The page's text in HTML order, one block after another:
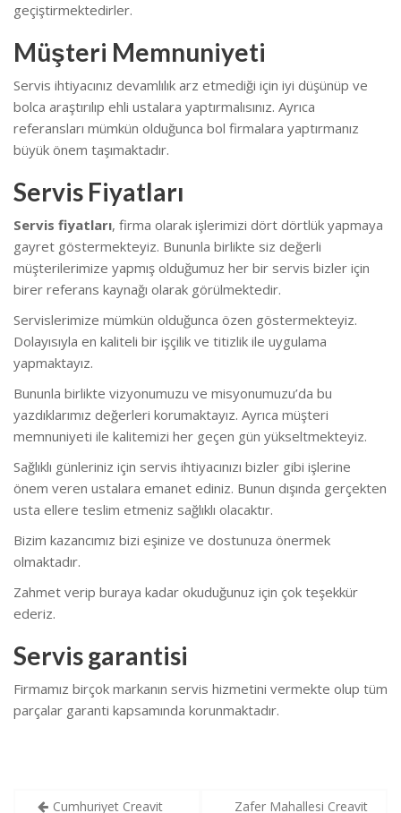
geçiştirmektedirler.
Müşteri Memnuniyeti
Servis ihtiyacınız devamlılık arz etmediği için iyi düşünüp ve
bolca araştırılıp ehli ustalara yaptırmalısınız. Ayrıca
referansları mümkün olduğunca bol firmalara yaptırmanız
büyük önem taşımaktadır.
Servis Fiyatları
Servis fiyatları, firma olarak işlerimizi dört dörtlük yapmaya
gayret göstermekteyiz. Bununla birlikte siz değerli
müşterilerimize yapmış olduğumuz her bir servis bizler için
birer referans kaynağı olarak görülmektedir.
Servislerimize mümkün olduğunca özen göstermekteyiz.
Dolayısıyla en kaliteli bir işçilik ve titizlik ile uygulama
yapmaktayız.
Bununla birlikte vizyonumuzu ve misyonumuzu’da bu
yazdıklarımız değerleri korumaktayız. Ayrıca müşteri
memnuniyeti ile kalitemizi her geçen gün yükseltmekteyiz.
Sağlıklı günleriniz için servis ihtiyacınızı bizler gibi işlerine
önem veren ustalara emanet ediniz. Bunun dışında gerçekten
usta ellere teslim etmeniz sağlıklı olacaktır.
Bizim kazancımız bizi eşinize ve dostunuza önermek
olmaktadır.
Zahmet verip buraya kadar okuduğunuz için çok teşekkür
ederiz.
Servis garantisi
Firmamız birçok markanın servis hizmetini vermekte olup tüm
parçalar garanti kapsamında korunmaktadır.
YazıCumhuriyet Creavit Zafer Mahallesi Creavit